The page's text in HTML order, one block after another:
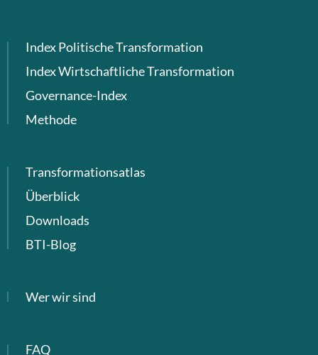
Index Politische Transformation
Index Wirtschaftliche Transformation
Governance-Index
Methode
Transformationsatlas
Überblick
Downloads
BTI-Blog
Wer wir sind
FAQ